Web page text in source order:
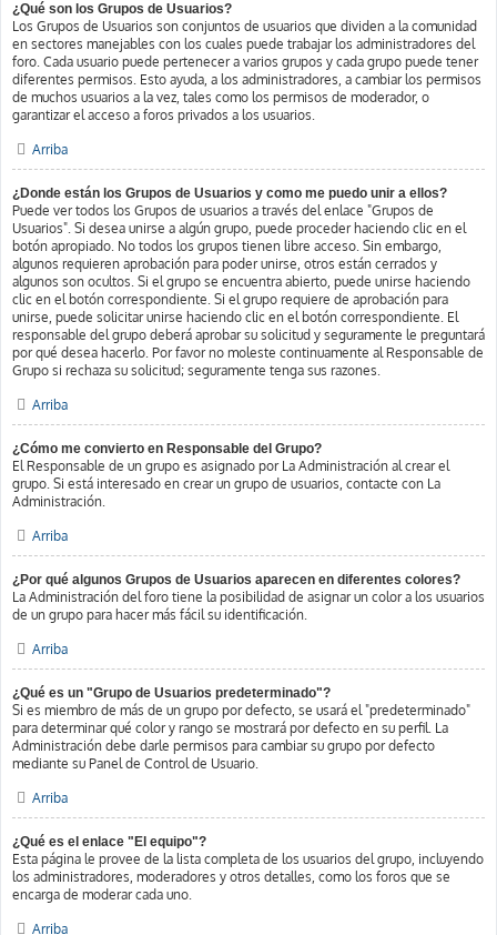
¿Qué son los Grupos de Usuarios?
Los Grupos de Usuarios son conjuntos de usuarios que dividen a la comunidad
en sectores manejables con los cuales puede trabajar los administradores del
foro. Cada usuario puede pertenecer a varios grupos y cada grupo puede tener
diferentes permisos. Esto ayuda, a los administradores, a cambiar los permisos
de muchos usuarios a la vez, tales como los permisos de moderador, o
garantizar el acceso a foros privados a los usuarios.
Arriba
¿Donde están los Grupos de Usuarios y como me puedo unir a ellos?
Puede ver todos los Grupos de usuarios a través del enlace "Grupos de
Usuarios". Si desea unirse a algún grupo, puede proceder haciendo clic en el
botón apropiado. No todos los grupos tienen libre acceso. Sin embargo,
algunos requieren aprobación para poder unirse, otros están cerrados y
algunos son ocultos. Si el grupo se encuentra abierto, puede unirse haciendo
clic en el botón correspondiente. Si el grupo requiere de aprobación para
unirse, puede solicitar unirse haciendo clic en el botón correspondiente. El
responsable del grupo deberá aprobar su solicitud y seguramente le preguntará
por qué desea hacerlo. Por favor no moleste continuamente al Responsable de
Grupo si rechaza su solicitud; seguramente tenga sus razones.
Arriba
¿Cómo me convierto en Responsable del Grupo?
El Responsable de un grupo es asignado por La Administración al crear el
grupo. Si está interesado en crear un grupo de usuarios, contacte con La
Administración.
Arriba
¿Por qué algunos Grupos de Usuarios aparecen en diferentes colores?
La Administración del foro tiene la posibilidad de asignar un color a los usuarios
de un grupo para hacer más fácil su identificación.
Arriba
¿Qué es un "Grupo de Usuarios predeterminado"?
Si es miembro de más de un grupo por defecto, se usará el "predeterminado"
para determinar qué color y rango se mostrará por defecto en su perfil. La
Administración debe darle permisos para cambiar su grupo por defecto
mediante su Panel de Control de Usuario.
Arriba
¿Qué es el enlace "El equipo"?
Esta página le provee de la lista completa de los usuarios del grupo, incluyendo
los administradores, moderadores y otros detalles, como los foros que se
encarga de moderar cada uno.
Arriba